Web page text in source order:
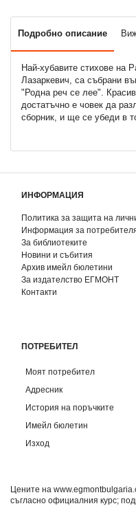
Подробно описание
Най-хубавите стихове на
Лазаркевич, са събрани
"Родна реч се лее".
достатъчно е човек да
сборник, и ще се убеди в
ИНФОРМАЦИЯ
Политика за защита на
Информация за
За библиотеките
Новини и събития
Архив имейл бюлетини
За издателство ЕГМОНТ
Контакти
ПОТРЕБИТЕЛ
Моят потребител
Адресник
История на поръчките
Имейл бюлетин
Изход
Цените на
съгласно официалния курс;